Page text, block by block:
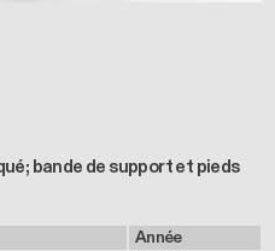
bande de support et pieds
Année